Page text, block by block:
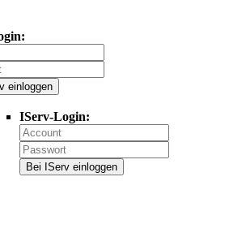
einloggen
IServ-Login:
Bei IServ einloggen